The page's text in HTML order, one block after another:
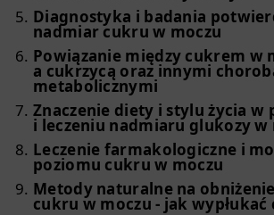
Diagnostyka i badania
nadmiar cukru w moczu
Powiązanie między cukrem w
a cukrzycą oraz innymi
metabolicznymi
Znaczenie diety i stylu życia
i leczeniu nadmiaru glukozy w
Leczenie farmakologiczne i
poziomu cukru w moczu
Metody naturalne na
cukru w moczu - jak wypłukać